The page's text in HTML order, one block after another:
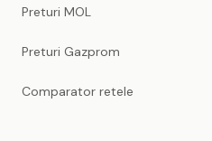
Preturi MOL
Preturi Gazprom
Comparator retele